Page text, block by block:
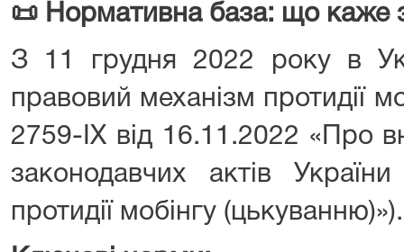
📜 Нормативна база: що каже
З 11 грудня 2022 року в
правовий механізм протидії
2759-IX від 16.11.2022 «Про
законодавчих актів
протидії мобінгу (цькуванню)»).